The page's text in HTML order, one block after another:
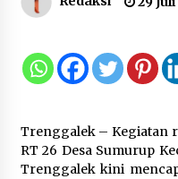
Publik
8
12
Trenggalek – Kegiatan
RT 26 Desa Sumurup
Trenggalek kini